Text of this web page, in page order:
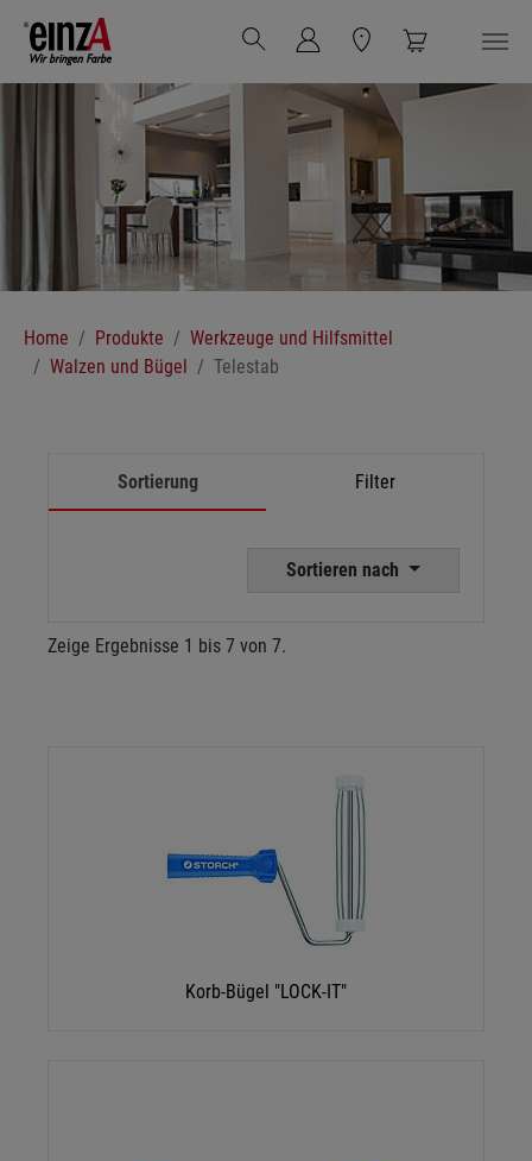
Zum Hauptinhalt springen
Home Produkte
Werkzeuge und Hilfsmittel
Walzen und Bügel
Telestab
Sortierung Filter
Sortieren nach
Zeige Ergebnisse 1 bis 7 von 7.
Korb-Bügel "LOCK-IT"